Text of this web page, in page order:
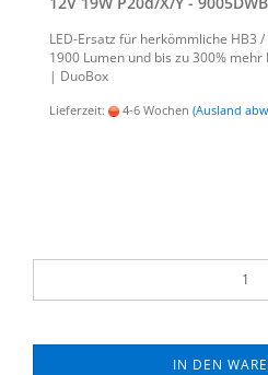
LED-​Ersatz für her­kömm­li­che HB3
1900 Lumen und bis zu 300%
| Duo­Box
Lieferzeit: 4-6 Wochen (Ausland
IN DEN